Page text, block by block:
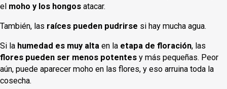
el moho y los hongos atacar.
También, las raíces pueden pudrirse si hay mucha agua.
Si la humedad es muy alta en la etapa de floración, las
flores pueden ser menos potentes y más pequeñas. Peor
aún, puede aparecer moho en las flores, y eso arruina toda la
cosecha.